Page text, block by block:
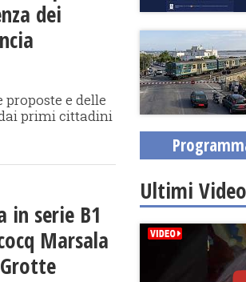
dei
proposte e delle
primi cittadini
in serie B1
Marsala
Ultimi Video